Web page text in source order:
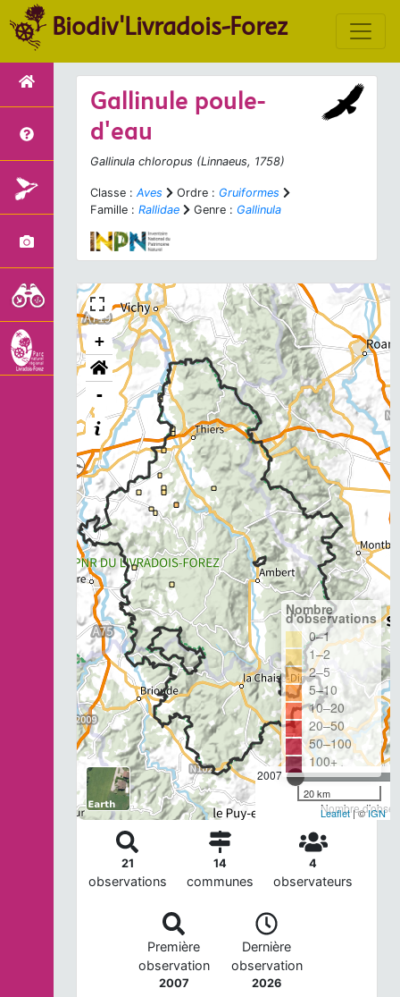
Biodiv'Livradois-Forez
Gallinule poule-
d'eau
Gallinula chloropus (Linnaeus, 1758)
Classe : Aves Ordre : Gruiformes
Famille : Rallidae Genre : Gallinula
+
-
2007
Nombre
Nombre
d'observations
0–1
1–2
2–5
5–10
10–20
20–50
50–100
100+
20 km
Leaflet| ©IGN
21
observations
14
communes
4
observateurs
Première
observation
2007
Dernière
observation
2026